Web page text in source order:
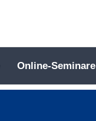
Online-Seminare